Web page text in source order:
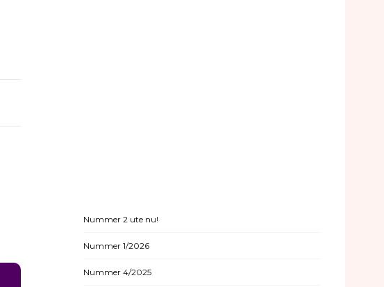
Nummer 2 ute nu!
Nummer 1/2026
Nummer 4/2025